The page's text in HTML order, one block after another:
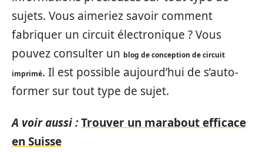
sujets. Vous aimeriez savoir comment
fabriquer un circuit électronique ? Vous
pouvez consulter un blog de conception de circuit
imprimé. Il est possible aujourd’hui de s’auto-
former sur tout type de sujet.
A voir aussi :Trouver un marabout efficace
en Suisse